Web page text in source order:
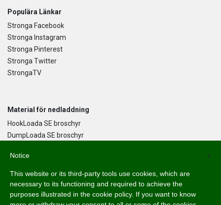
Populära Länkar
Stronga Facebook
Stronga Instagram
Stronga Pinterest
Stronga Twitter
StrongaTV
Material för nedladdning
HookLoada SE broschyr
DumpLoada SE broschyr
Språk
English
×
Notice
This website or its third-party tools use cookies, which are
necessary to its functioning and required to achieve the
purposes illustrated in the cookie policy. If you want to know